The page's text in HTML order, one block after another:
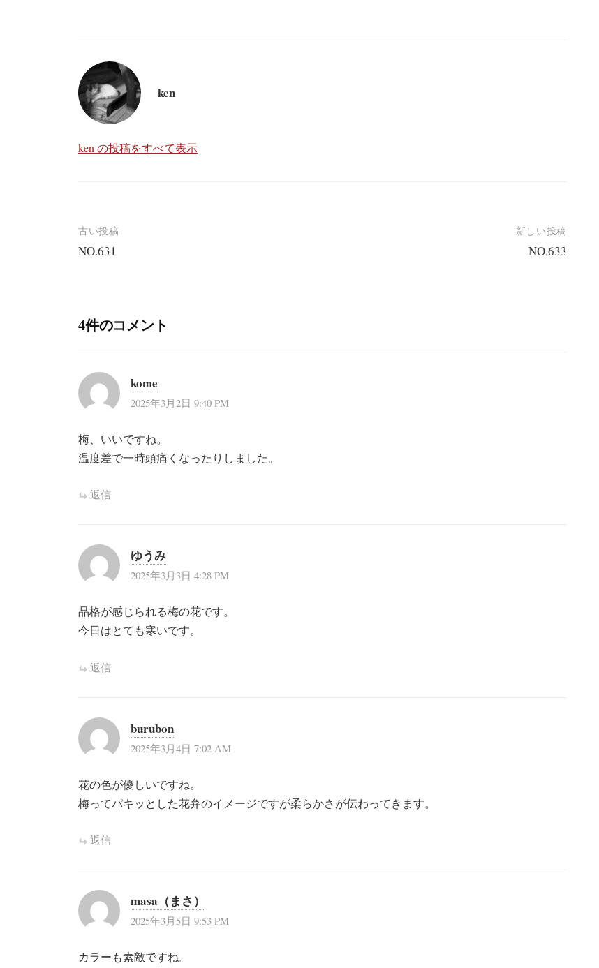
ken
ken の投稿をすべて表示
投
稿
ゲ
シ
ョ
古い投稿
NO.631
新しい投稿
NO.633
4件のコメント
kome
2025年3月2日 9:40 PM
梅、いいですね。
温度差で一時頭痛くなったりしました。
返信
ゆうみ
2025年3月3日 4:28 PM
品格が感じられる梅の花です。
今日はとても寒いです。
返信
burubon
2025年3月4日 7:02 AM
花の色が優しいですね。
梅ってパキッとした花弁のイメージですが柔らかさが伝わってきます。
返信
masa（まさ）
2025年3月5日 9:53 PM
カラーも素敵ですね。